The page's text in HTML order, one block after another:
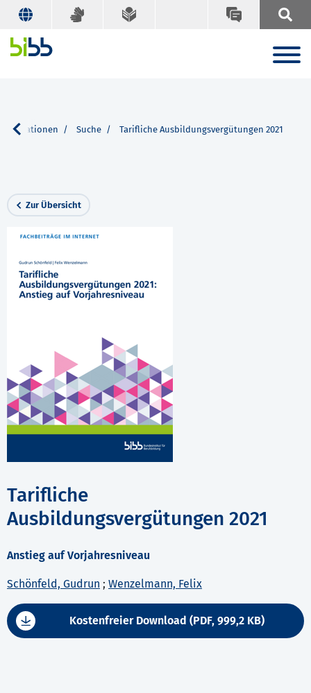
Suche Tarifliche Ausbildungsvergütungen 2021
Zur Übersicht
Tarifliche
Ausbildungsvergütungen 2021
Anstieg auf Vorjahresniveau
Schönfeld, Gudrun ; Wenzelmann, Felix
Kostenfreier Download (PDF, 999,2 KB)